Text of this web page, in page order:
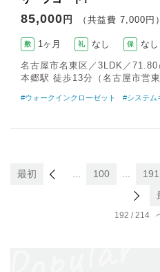
85,000 円 （共益費 7,000円）
敷 1ヶ月 礼 なし 保 なし
名古屋市名東区／3LDK／71.80
本郷駅 徒歩13分（名古屋市営東
#ウォークインクローゼット #システム
192 / 214
最初 100 191